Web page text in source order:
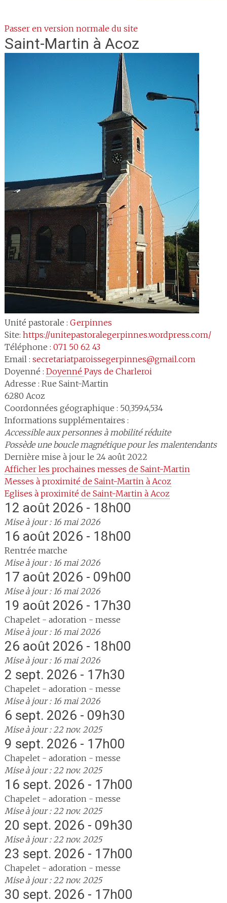
Passer en version normale du site
Saint-Martin à Acoz
Unité pastorale : Gerpinnes
Site: https://unitepastoralegerpinnes.wordpress.com/
Téléphone : 071 50 62 43
Email : secretariatparoissegerpinnes@gmail.com
Doyenné : Doyenné Pays de Charleroi
Adresse : Rue Saint-Martin
6280 Acoz
Coordonnées géographique : 50,359:4,534
Informations supplémentaires :
Accessible aux personnes à mobilité réduite
Possède une boucle magnétique pour les malentendants
Dernière mise à jour le 24 août 2022
Afficher les prochaines messes de Saint-Martin
Messes à proximité de Saint-Martin à Acoz
Eglises à proximité de Saint-Martin à Acoz
12 août 2026 - 18h00
Mise à jour : 16 mai 2026
16 août 2026 - 18h00
Rentrée marche
Mise à jour : 16 mai 2026
17 août 2026 - 09h00
Mise à jour : 16 mai 2026
19 août 2026 - 17h30
Chapelet - adoration - messe
Mise à jour : 16 mai 2026
26 août 2026 - 18h00
Mise à jour : 16 mai 2026
2 sept. 2026 - 17h30
Chapelet - adoration - messe
Mise à jour : 16 mai 2026
6 sept. 2026 - 09h30
Mise à jour : 22 nov. 2025
9 sept. 2026 - 17h00
Chapelet - adoration - messe
Mise à jour : 22 nov. 2025
16 sept. 2026 - 17h00
Chapelet - adoration - messe
Mise à jour : 22 nov. 2025
20 sept. 2026 - 09h30
Mise à jour : 22 nov. 2025
23 sept. 2026 - 17h00
Chapelet - adoration - messe
Mise à jour : 22 nov. 2025
30 sept. 2026 - 17h00